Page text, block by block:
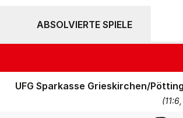
ABSOLVIERTE SPIELE
UFG Sparkasse Grieskirchen/Pötting
(